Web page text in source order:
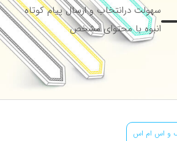
سهولت درانتخاب و ارسال پیام کوتاه
انبوه با محتوای مشخص
و اس ام اس